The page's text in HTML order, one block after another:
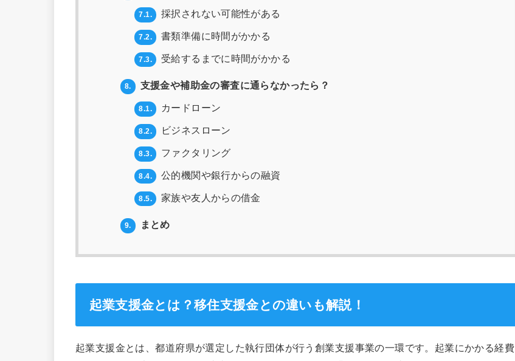
7.1. 採択されない可能性がある
7.2. 書類準備に時間がかかる
7.3. 受給するまでに時間がかかる
8. 支援金や補助金の審査に通らなかったら？
8.1. カードローン
8.2. ビジネスローン
8.3. ファクタリング
8.4. 公的機関や銀行からの融資
8.5. 家族や友人からの借金
9. まとめ
起業支援金とは？移住支援金との違いも解説！
起業支援金とは、都道府県が選定した執行団体が行う創業支援事業の一環です。起業にかかる経費